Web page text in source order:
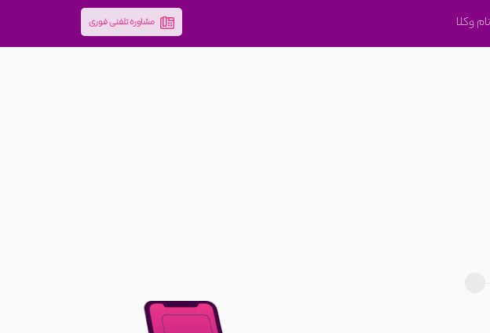
وکلا مشاوره تلفنی فوری